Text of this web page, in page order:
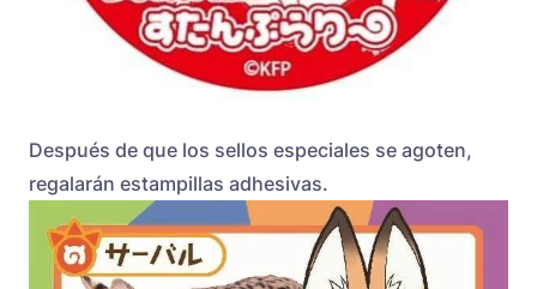
Después de que los sellos especiales se agoten,
regalarán estampillas adhesivas.